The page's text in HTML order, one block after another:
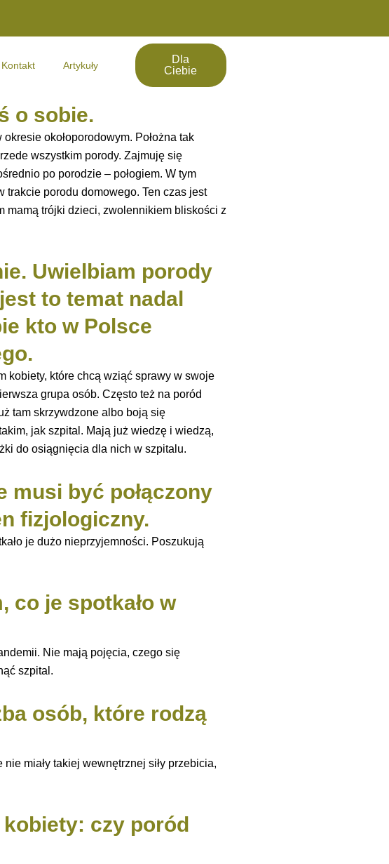
Kontakt Artykuły
Dla
Ciebie
o sobie.
okołoporodowym. Położna tak
wszystkim porody. Zajmuję się
po porodzie – połogiem. W tym
porodu domowego. Ten czas jest
mamą trójki dzieci, zwolennikiem bliskości z
Uwielbiam porody
to temat nadal
kto w Polsce
kobiety, które chcą wziąć sprawy w swoje
grupa osób. Często też na poród
tam skrzywdzone albo boją się
jak szpital. Mają już wiedzę i wiedzą,
do osiągnięcia dla nich w szpitalu.
musi być połączony
fizjologiczny.
je dużo nieprzyjemności. Poszukują
co je spotkało w
Nie mają pojęcia, czego się
szpital.
osób, które rodzą
miały takiej wewnętrznej siły przebicia,
czy poród